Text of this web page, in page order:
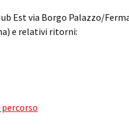
Est via Borgo Palazzo/
e relativi ritorni: